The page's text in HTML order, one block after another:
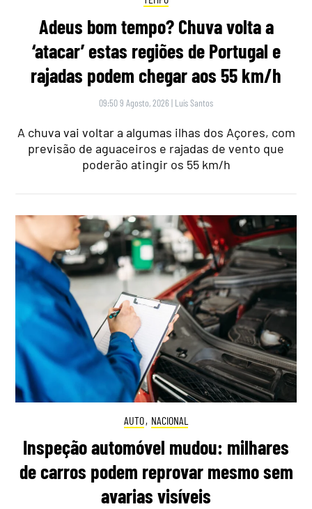
Adeus bom tempo? Chuva volta a
‘atacar’ estas regiões de Portugal e
rajadas podem chegar aos 55 km/h
09:50 9 Agosto, 2026 | Luís Santos
A chuva vai voltar a algumas ilhas dos Açores, com
previsão de aguaceiros e rajadas de vento que
poderão atingir os 55 km/h
AUTO, NACIONAL
Inspeção automóvel mudou: milhares
de carros podem reprovar mesmo sem
avarias visíveis